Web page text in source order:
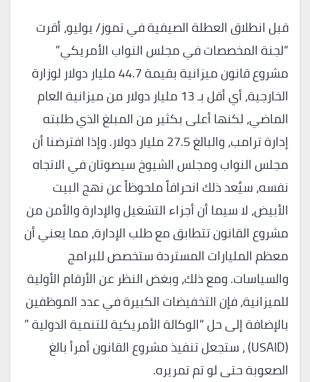
قبل انطلاق العطلة الصيفية في تموز/ يوليو، أقرت
“لجنة المخصصات في مجلس النواب الأمريكي”
مشروع قانون ميزانية بقيمة 44.7 مليار دولار لوزارة
الخارجية، أي أقل بـ 13 مليار دولار من ميزانية العام
الماضي، لكنها أعلى بكثير من المبلغ الذي طلبته
إدارة ترامب، والبالغ 27.5 مليار دولار. وإذا افترضنا أن
مجلس النواب ومجلس الشيوخ سيصوتان في الاتجاه
نفسه، سيُعد ذلك انحرافاً ملحوظاً عن نهج البيت
الأبيض، لا سيما أن أجزاء التشغيل والإدارة والأمن من
مشروع القانون تتطابق مع طلب الإدارة، مما يعني أن
معظم المليارات المستردة ستخصص للبرامج
والسياسات. ومع ذلك، وبغض النظر عن الأرقام الأولية
للميزانية، فإن التخفيضات الكبيرة في عدد الموظفين
بالإضافة إلى حل “الوكالة الأمريكية للتنمية الدولية ”
(USAID) ، ستجعل تنفيذ مشروع القانون أمرأ بالغ
الصعوبة حتى لو تم تمريره.